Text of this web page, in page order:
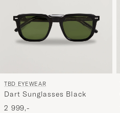
TBD EYEWEAR
Dart Sunglasses Black
2 999,-